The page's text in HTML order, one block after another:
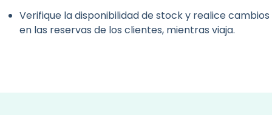
Verifique la disponibilidad de stock y realice cambios
en las reservas de los clientes, mientras viaja.